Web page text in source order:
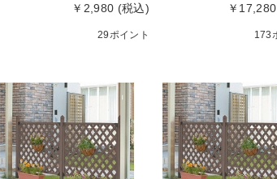
￥2,980 (税込)
29ポイント
￥
173